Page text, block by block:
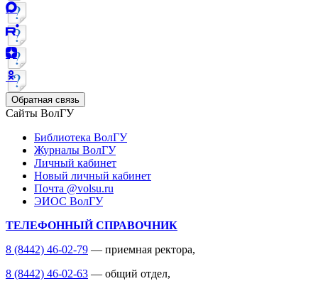
Обратная связь
Сайты ВолГУ
Библиотека ВолГУ
Журналы ВолГУ
Личный кабинет
Новый личный кабинет
Почта @volsu.ru
ЭИОС ВолГУ
ТЕЛЕФОННЫЙ СПРАВОЧНИК
8 (8442) 46-02-79 — приемная ректора,
8 (8442) 46-02-63 — общий отдел,